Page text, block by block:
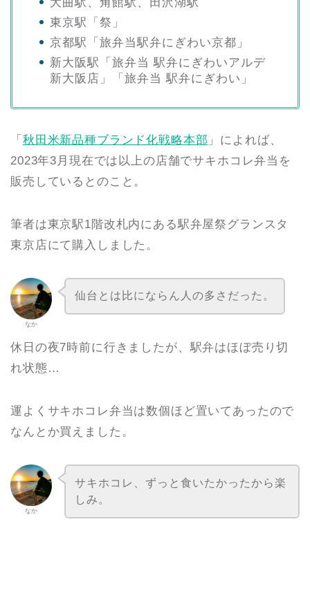
東京駅「祭」
京都駅「旅弁当駅弁にぎわい京都」
新大阪駅「旅弁当 駅弁にぎわいアルデ
新大阪店」「旅弁当 駅弁にぎわい」
「 秋田米新品種ブランド化戦略本部 」によれば、
2023年3月現在では以上の店舗でサキホコレ弁当を
販売しているとのこと。
筆者は東京駅1階改札内にある駅弁屋祭グランスタ
東京店にて購入しました。
なか
仙台とは比にならん人の多さだった。
休日の夜7時前に行きましたが、駅弁はほぼ売り切
れ状態…
運よくサキホコレ弁当は数個ほど置いてあったので
なんとか買えました。
なか
サキホコレ、ずっと食いたかったから楽
しみ。